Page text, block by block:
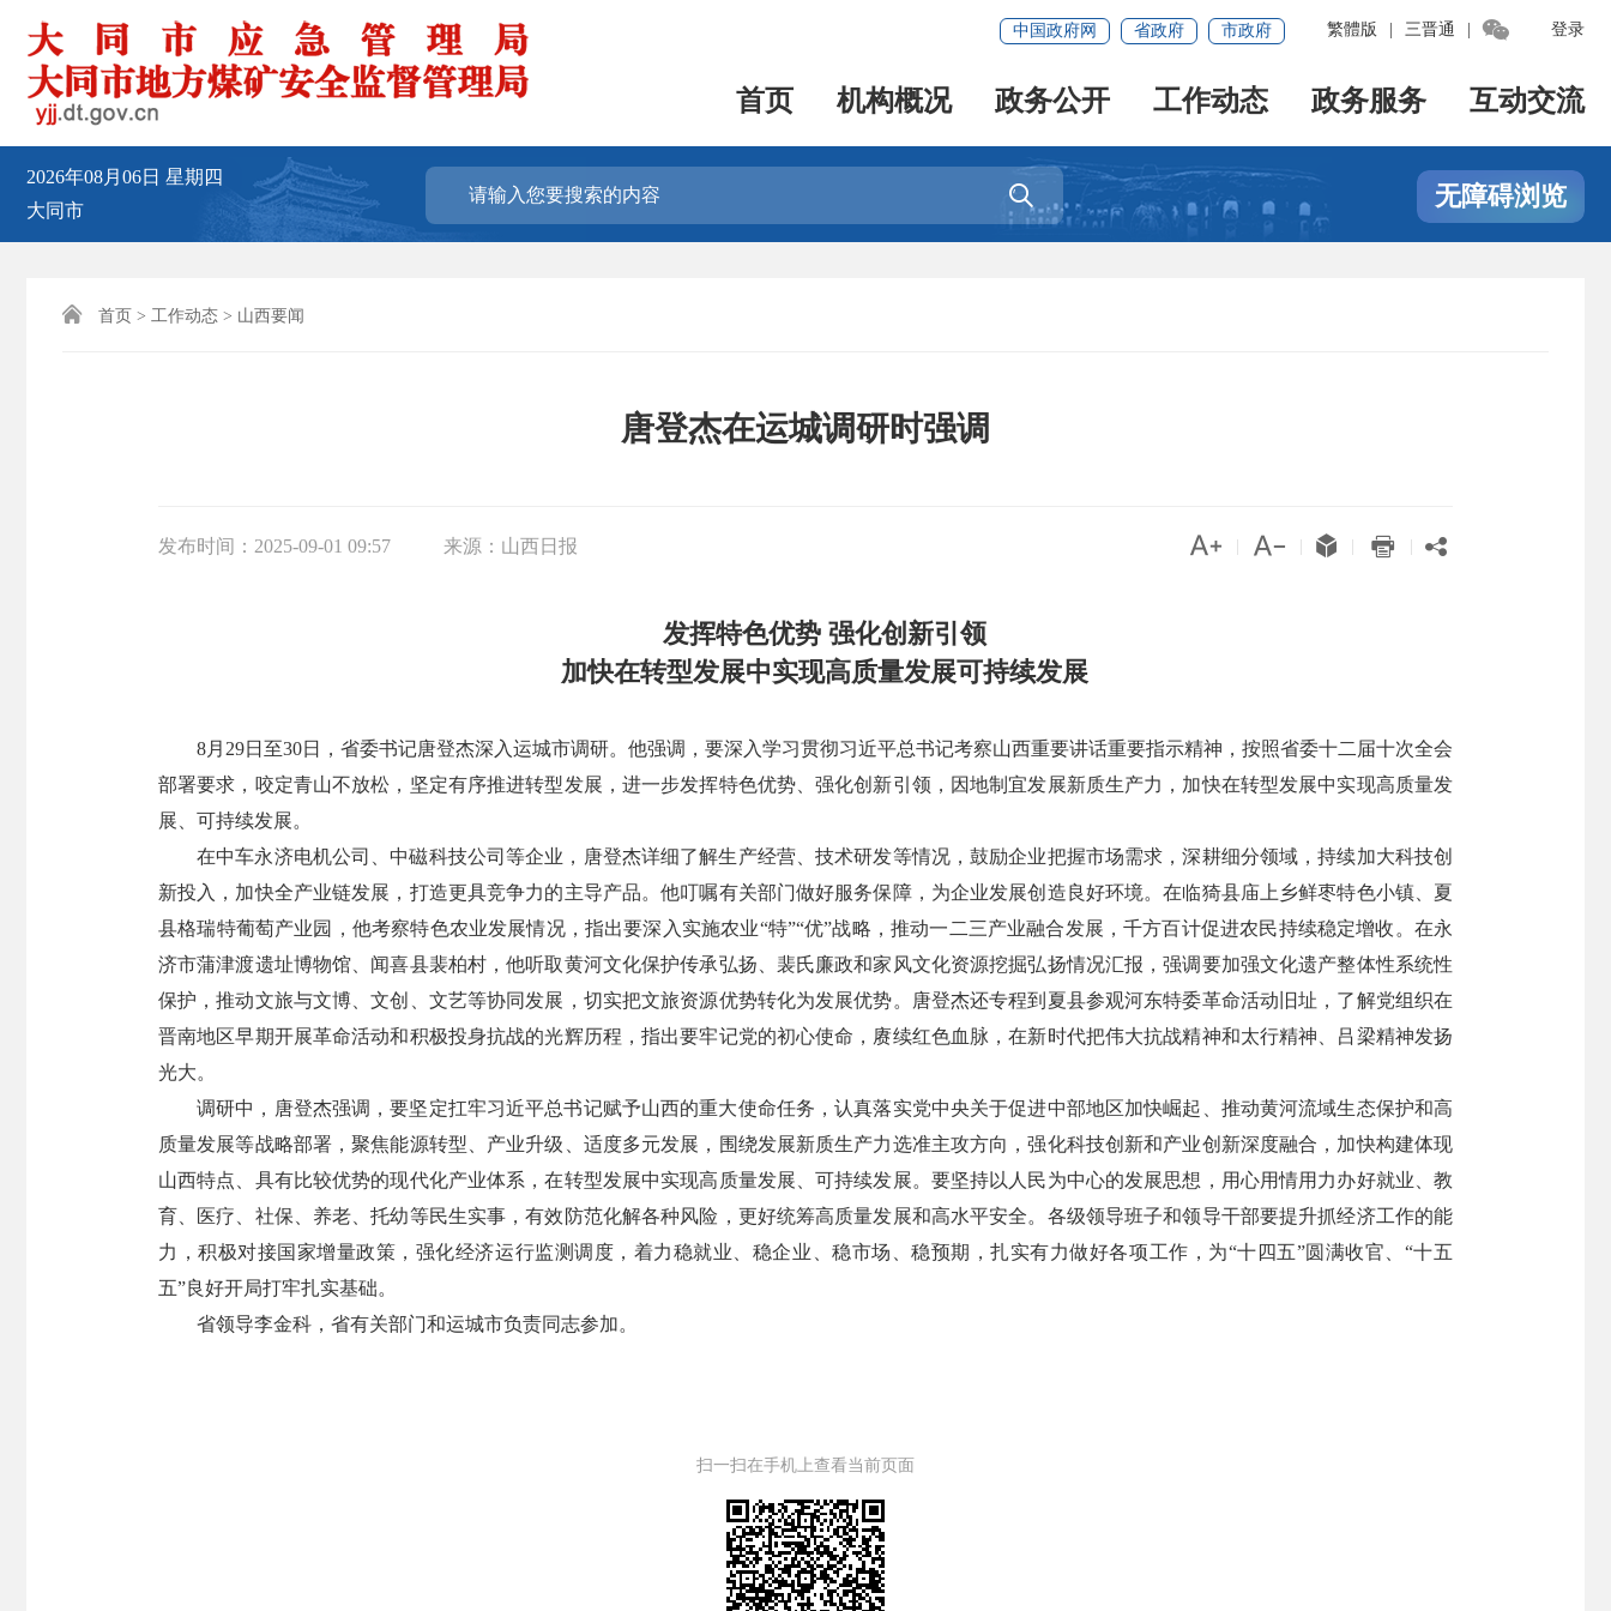
登录
繁體版 三晋通 
中国政府网 省政府 市政府
首页 机构概况 政务公开 工作动态 政务服务 互动交流
2026年08月06日 星期四
大同市
 无障碍浏览
 首页 > 工作动态 > 山西要闻
唐登杰在运城调研时强调
发布时间： 2025-09-01 09:57 来源： 山西日报     
发挥特色优势 强化创新引领
加快在转型发展中实现高质量发展可持续发展
8月29日至30日，省委书记唐登杰深入运城市调研。他强调，要深入学习贯彻习近平总书记考察山西重要讲话重要指示精神，按照省委十二届十次全会
部署要求，咬定青山不放松，坚定有序推进转型发展，进一步发挥特色优势、强化创新引领，因地制宜发展新质生产力，加快在转型发展中实现高质量发
展、可持续发展。
在中车永济电机公司、中磁科技公司等企业，唐登杰详细了解生产经营、技术研发等情况，鼓励企业把握市场需求，深耕细分领域，持续加大科技创
新投入，加快全产业链发展，打造更具竞争力的主导产品。他叮嘱有关部门做好服务保障，为企业发展创造良好环境。在临猗县庙上乡鲜枣特色小镇、夏
县格瑞特葡萄产业园，他考察特色农业发展情况，指出要深入实施农业“特”“优”战略，推动一二三产业融合发展，千方百计促进农民持续稳定增收。在永
济市蒲津渡遗址博物馆、闻喜县裴柏村，他听取黄河文化保护传承弘扬、裴氏廉政和家风文化资源挖掘弘扬情况汇报，强调要加强文化遗产整体性系统性
保护，推动文旅与文博、文创、文艺等协同发展，切实把文旅资源优势转化为发展优势。唐登杰还专程到夏县参观河东特委革命活动旧址，了解党组织在
晋南地区早期开展革命活动和积极投身抗战的光辉历程，指出要牢记党的初心使命，赓续红色血脉，在新时代把伟大抗战精神和太行精神、吕梁精神发扬
光大。
调研中，唐登杰强调，要坚定扛牢习近平总书记赋予山西的重大使命任务，认真落实党中央关于促进中部地区加快崛起、推动黄河流域生态保护和高
质量发展等战略部署，聚焦能源转型、产业升级、适度多元发展，围绕发展新质生产力选准主攻方向，强化科技创新和产业创新深度融合，加快构建体现
山西特点、具有比较优势的现代化产业体系，在转型发展中实现高质量发展、可持续发展。要坚持以人民为中心的发展思想，用心用情用力办好就业、教
育、医疗、社保、养老、托幼等民生实事，有效防范化解各种风险，更好统筹高质量发展和高水平安全。各级领导班子和领导干部要提升抓经济工作的能
力，积极对接国家增量政策，强化经济运行监测调度，着力稳就业、稳企业、稳市场、稳预期，扎实有力做好各项工作，为“十四五”圆满收官、“十五
五”良好开局打牢扎实基础。
省领导李金科，省有关部门和运城市负责同志参加。
扫一扫在手机上查看当前页面